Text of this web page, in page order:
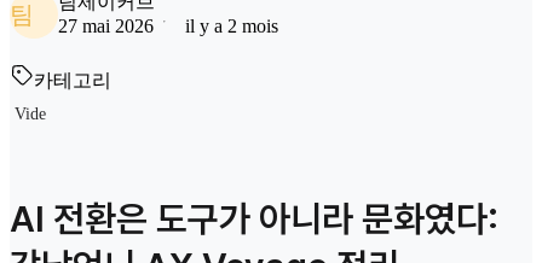
팀
27 mai 2026
il y a 2 mois
카테고리
Vide
AI 전환은 도구가 아니라 문화였다: